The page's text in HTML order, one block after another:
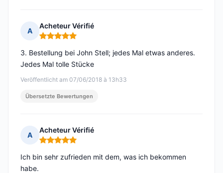
A
Acheteur Vérifié
Hinweis: 5 von 5
Veröffentlicht am 07/06/2018 à 13h33
3. Bestellung bei John Stell; jedes Mal etwas anderes.
Jedes Mal tolle Stücke
Übersetzte Bewertungen
A
Acheteur Vérifié
Hinweis: 5 von 5
Ich bin sehr zufrieden mit dem, was ich bekommen
habe.